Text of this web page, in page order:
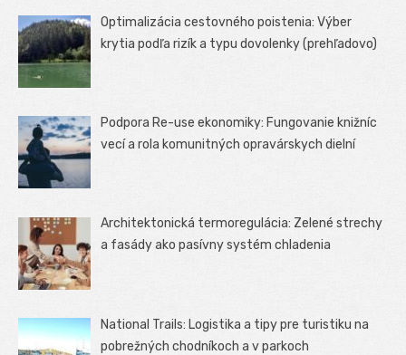
Optimalizácia cestovného poistenia: Výber
krytia podľa rizík a typu dovolenky (prehľadovo)
Podpora Re-use ekonomiky: Fungovanie knižníc
vecí a rola komunitných opravárskych dielní
Architektonická termoregulácia: Zelené strechy
a fasády ako pasívny systém chladenia
National Trails: Logistika a tipy pre turistiku na
pobrežných chodníkoch a v parkoch